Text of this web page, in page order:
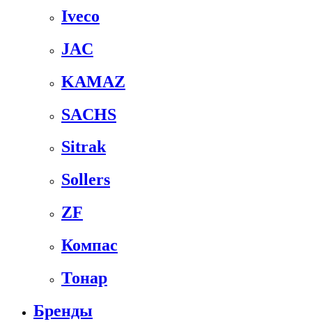
Iveco
JAC
KAMAZ
SACHS
Sitrak
Sollers
ZF
Компас
Тонар
Бренды